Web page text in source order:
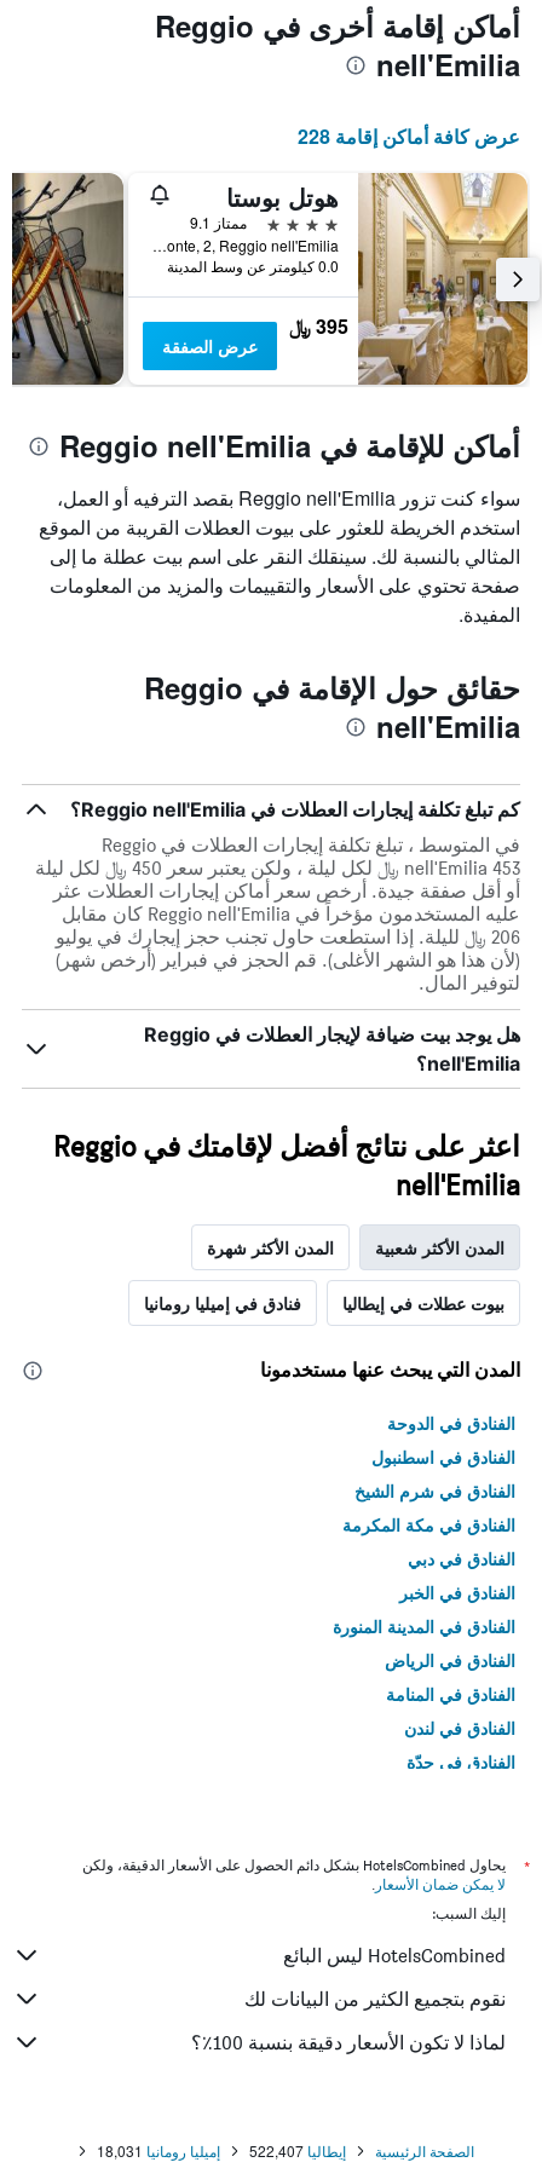
المخطط
1
محور
X
يعرض
أيام
الأسبوع.
يتضمن
المخطط
التالي
1
محور
Y
الذي
يعرض
متوسط
أماكن إقامة أخرى في Reggio
nell'Emilia
عرض كافة أماكن إقامة 228
هوتل بوستا
4 نجوم
ممتاز 9.1
Piazza del Monte, 2, Reggio nell'Emilia, مقاطعة ريدجو إميليا, إيطاليا
0.0 كيلومتر عن وسط المدينة
395 ﷼
عرض الصفقة
أماكن للإقامة في Reggio nell'Emilia
سواء كنت تزور Reggio nell'Emilia بقصد الترفيه أو العمل،
استخدم الخريطة للعثور على بيوت العطلات القريبة من الموقع
المثالي بالنسبة لك. سينقلك النقر على اسم بيت عطلة ما إلى
صفحة تحتوي على الأسعار والتقييمات والمزيد من المعلومات
المفيدة.
حقائق حول الإقامة في Reggio
nell'Emilia
كم تبلغ تكلفة إيجارات العطلات في Reggio nell'Emilia؟
في المتوسط ، تبلغ تكلفة إيجارات العطلات في Reggio
nell'Emilia 453 ﷼ لكل ليلة ، ولكن يعتبر سعر 450 ﷼ لكل ليلة
أو أقل صفقة جيدة. أرخص سعر أماكن إيجارات العطلات عثر
عليه المستخدمون مؤخراً في Reggio nell'Emilia كان مقابل
206 ﷼ لليلة. إذا استطعت حاول تجنب حجز إيجارك في يوليو
(لأن هذا هو الشهر الأغلى). قم الحجز في فبراير (أرخص شهر)
لتوفير المال.
هل يوجد بيت ضيافة لإيجار العطلات في Reggio
nell'Emilia؟
اعثر على نتائج أفضل لإقامتك في Reggio
nell'Emilia
المدن الأكثر شعبية المدن الأكثر شهرة
بيوت عطلات في إيطاليا فنادق في إميليا رومانيا
المدن التي يبحث عنها مستخدمونا
الفنادق في الدوحة
الفنادق في اسطنبول
الفنادق في شرم الشيخ
الفنادق في مكة المكرمة
الفنادق في دبي
الفنادق في الخبر
الفنادق في المدينة المنورة
الفنادق في الرياض
الفنادق في المنامة
الفنادق في لندن
الفنادق في جدّة
*
يحاول HotelsCombined بشكل دائم الحصول على الأسعار الدقيقة، ولكن
لا يمكن ضمان الأسعار .
إليك السبب:
HotelsCombined ليس البائع
نقوم بتجميع الكثير من البيانات لك
لماذا لا تكون الأسعار دقيقة بنسبة 100٪؟
الصفحة الرئيسية إيطاليا 522,407 إميليا رومانيا 18,031